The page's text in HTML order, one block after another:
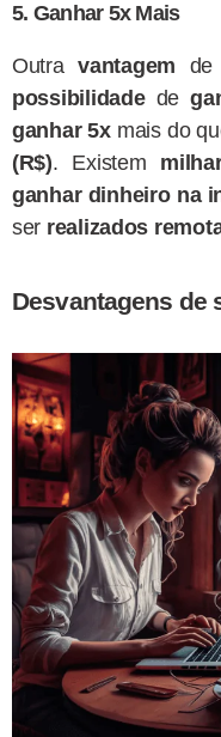
5. Ganhar 5x Mais
Outravantagem de
possibilidade de
ganhar 5xmais do
(R$). Existem
ganhar dinheiro na
ser realizados
Desvantagens de